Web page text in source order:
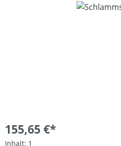
Bildergalerie überspringen
155,65 €*
Inhalt: 1